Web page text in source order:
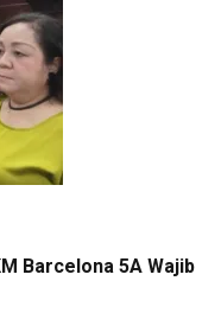
Barcelona 5A Wajib